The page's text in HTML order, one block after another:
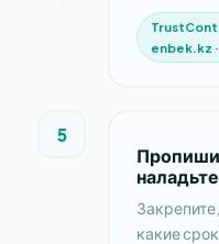
enbek.kz
5
какие